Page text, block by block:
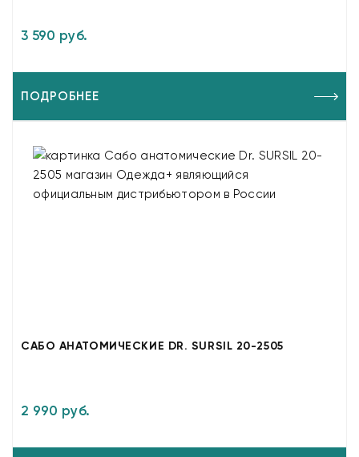
3 590 руб.
ПОДРОБНЕЕ
САБО АНАТОМИЧЕСКИЕ DR. SURSIL 20-2505
2 990 руб.